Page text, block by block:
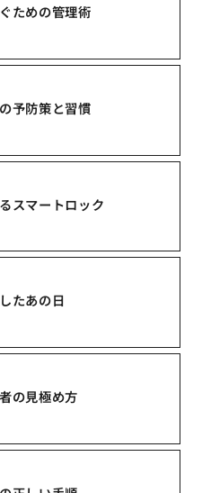
ための管理術
予防策と習慣
スマートロック
たあの日
の見極め方